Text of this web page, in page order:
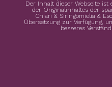
Der Inhalt dieser Webseite
der Originalinhaltes der
Chiari & Siringomielia &
Übersetzung zur Verfügung,
besseres